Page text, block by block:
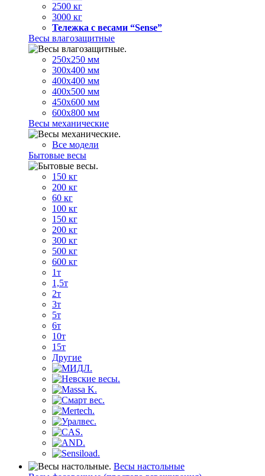
2500 кг
3000 кг
Тележка с весами “Sense”
Весы влагозащитные
250х250 мм
300х400 мм
400х400 мм
400х500 мм
450х600 мм
600х800 мм
Весы механические
Все модели
Бытовые весы
150 кг
200 кг
60 кг
100 кг
150 кг
200 кг
300 кг
500 кг
600 кг
1т
1,5т
2т
3т
5т
6т
10т
15т
Другие
Весы настольные